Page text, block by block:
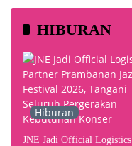
HIBURAN
Hiburan
JNE Jadi Official Logistics